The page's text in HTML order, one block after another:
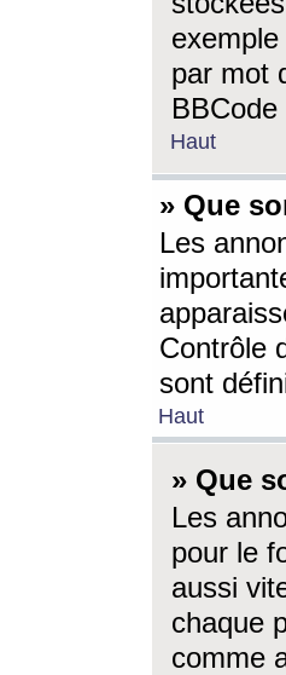
par mot
BBCode
Haut
» Que
Les
Contrôle
sont
Haut
» Que
Les
pour le
aussi
chaque
comme